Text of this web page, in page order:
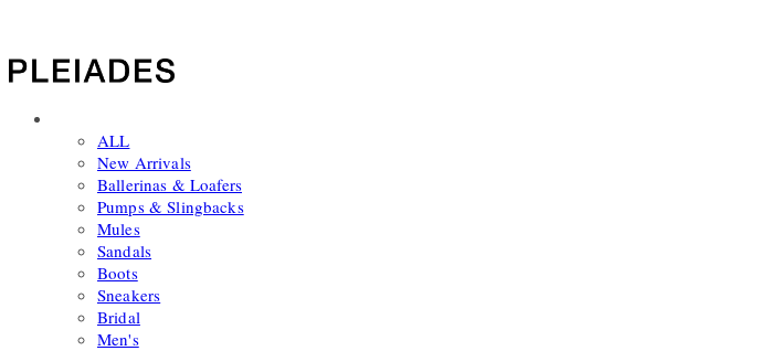
ALL
New Arrivals
Ballerinas & Loafers
Pumps & Slingbacks
Mules
Sandals
Boots
Sneakers
Bridal
Men's